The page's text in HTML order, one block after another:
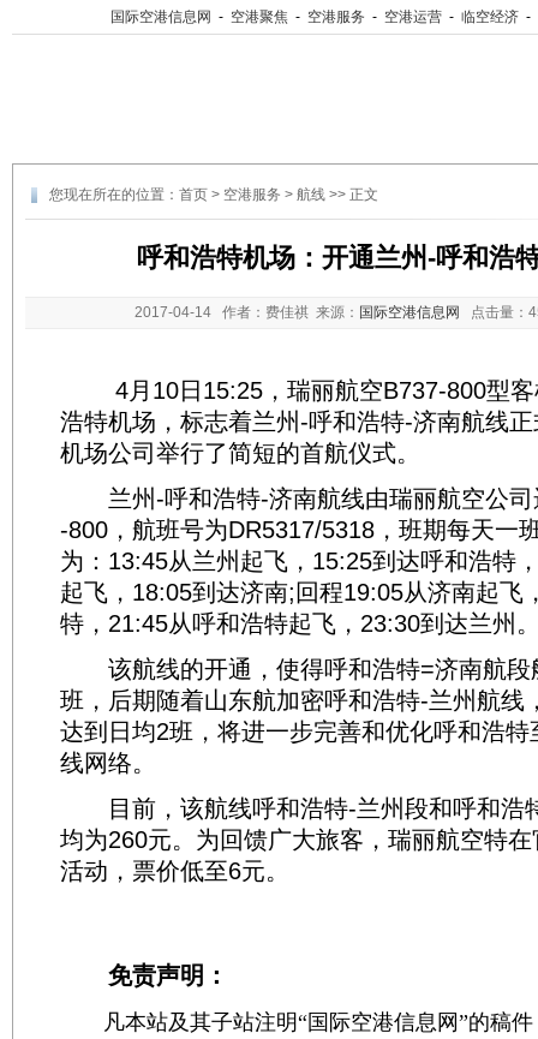
国际空港信息网 - 空港聚焦 - 空港服务 - 空港运营 - 临空经济 -
您现在所在的位置： 首页 > 空港服务 > 航线 >> 正文
呼和浩特机场：开通兰州-呼和浩
2017-04-14 作者：费佳祺 来源： 国际空港信息网 点击量：
4月10日15:25，瑞丽航空B737-800型客
浩特机场，标志着兰州-呼和浩特-济南航线
机场公司举行了简短的首航仪式。
兰州-呼和浩特-济南航线由瑞丽航空公司
-800，航班号为DR5317/5318，班期每天一
为：13:45从兰州起飞，15:25到达呼和浩特
起飞，18:05到达济南;回程19:05从济南起飞
特，21:45从呼和浩特起飞，23:30到达兰州
该航线的开通，使得呼和浩特=济南航段
班，后期随着山东航加密呼和浩特-兰州航线
达到日均2班，将进一步完善和优化呼和浩
线网络。
目前，该航线呼和浩特-兰州段和呼和浩
均为260元。为回馈广大旅客，瑞丽航空特
活动，票价低至6元。
免责声明：
凡本站及其子站注明“国际空港信息网”的稿件